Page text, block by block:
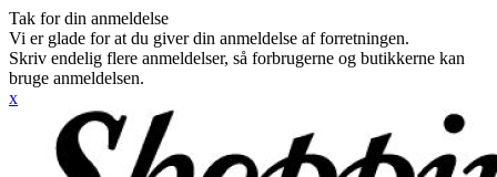
Tak for din anmeldelse
Vi er glade for at du giver din anmeldelse af forretningen.
Skriv endelig flere anmeldelser, så forbrugerne og butikkerne kan
bruge anmeldelsen.
x